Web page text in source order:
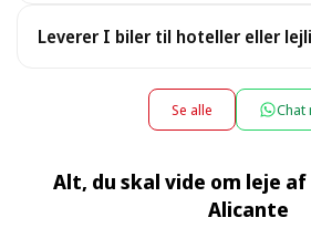
ankomster: oplys dit flynummer, så
08:00 kan der tilkomme et lille
beløb vises under bookingen.
Leverer I biler til hoteller eller
villa og henter den samme sted,
blot din indkvarterings adresse
tilkomme et lille leveringsgebyr,
Se alle Chat
Alt, du skal vide om leje
Alicante